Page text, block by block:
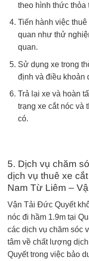
theo hình thức thỏa
Tiến hành việc
quan như thử
quan.
Sử dụng xe trong
định và điều khoản
Trả lại xe và hoàn
trạng xe cắt nóc và
có.
5. Dịch vụ chăm
dịch vụ thuê xe
Nam Từ Liêm –
Vận Tải Đức Quyết
nóc đi hầm 1.9m tại
các dịch vụ chăm sóc
tâm về chất lượng
Quyết trong việc bảo